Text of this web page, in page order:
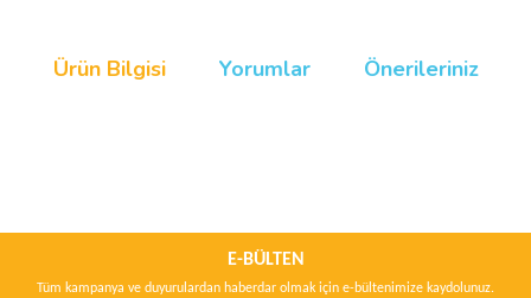
Ürün Bilgisi Yorumlar Önerileriniz
tarafımıza iletebilirsiniz.
Görüş ve önerileriniz için teşekkür ederiz.
E-BÜLTEN
Tüm kampanya ve duyurulardan haberdar olmak için e-bültenimize kaydolunuz.